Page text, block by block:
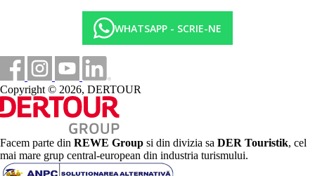
Programe de animatie pentru copii si adulti, seri distractive cu
Mese
Demipensiune
Mic dejun si cina tip bufet.
Plaja
WHATSAPP - SCRIE-NE
Copyright © 2026, DERTOUR
Facem parte din REWE Group si din divizia sa DER Touristik, cel
mai mare grup central-european din industria turismului.